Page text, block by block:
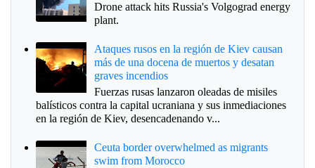
Drone attack hits Russia's Volgograd energy
plant.
Ataques rusos en la región de Kiev causan
más de una docena de muertos y desatan
graves incendios
Fuerzas rusas lanzaron oleadas de misiles
balísticos contra la capital ucraniana y sus inmediaciones
en la región de Kiev, desencadenando v...
Ceuta border overwhelmed as migrants
swim from Morocco